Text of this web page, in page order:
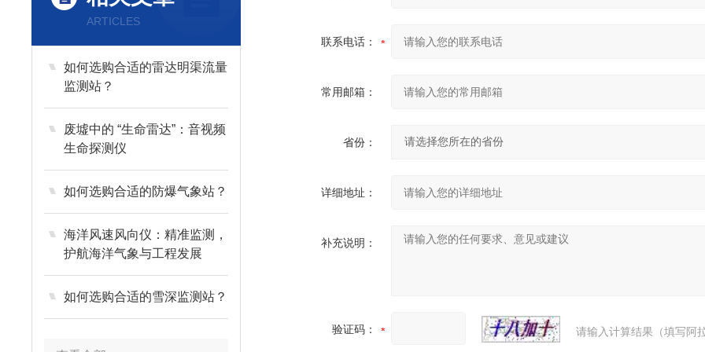
ARTICLES
如何选购合适的雷达明渠流量
监测站？
废墟中的 “生命雷达”：音视频
生命探测仪
如何选购合适的防爆气象站？
海洋风速风向仪：精准监测，
护航海洋气象与工程发展
如何选购合适的雪深监测站？
联系电话：
常用邮箱：
省份：
详细地址：
补充说明：
验证码： 请输入计算结果（填写阿